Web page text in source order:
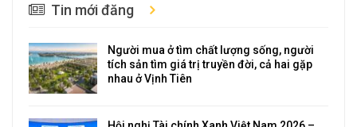
Tin mới đăng
Người mua ở tìm chất lượng sống, người
tích sản tìm giá trị truyền đời, cả hai gặp
nhau ở Vịnh Tiên